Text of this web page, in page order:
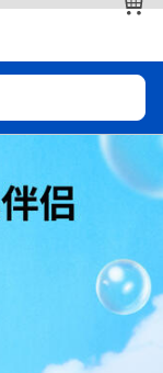
查看全部